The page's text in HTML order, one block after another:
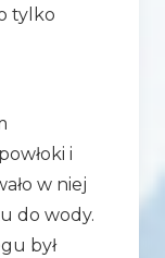
tylko
i
w niej
do wody.
był